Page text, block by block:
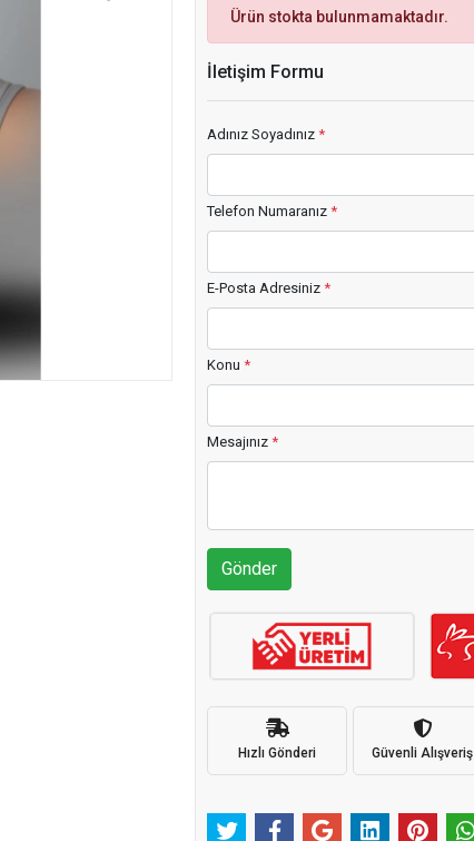
Ürün stokta bulunmamaktadır.
İletişim Formu
Adınız Soyadınız*
Telefon Numaranız*
E-Posta Adresiniz*
Konu*
Mesajınız*
Gönder
Hızlı Gönderi Güvenli Alışveriş